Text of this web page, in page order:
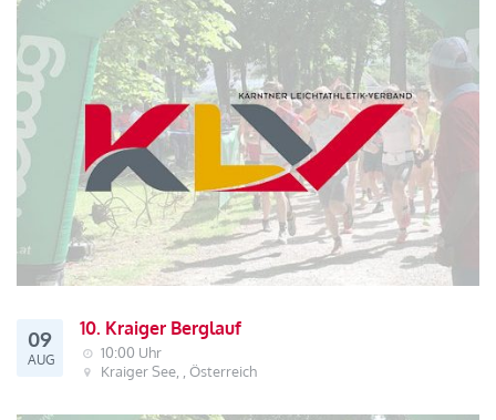
09
AUG
10. Kraiger Berglauf
10:00 Uhr
Kraiger See, , Österreich